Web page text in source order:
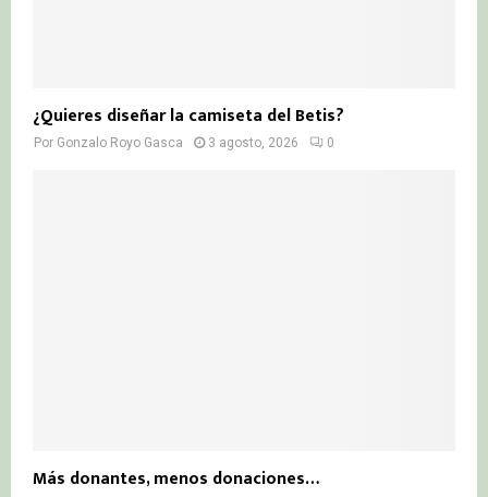
¿Quieres diseñar la camiseta del Betis?
Por Gonzalo Royo Gasca 3 agosto, 2026 0
Más donantes, menos donaciones…